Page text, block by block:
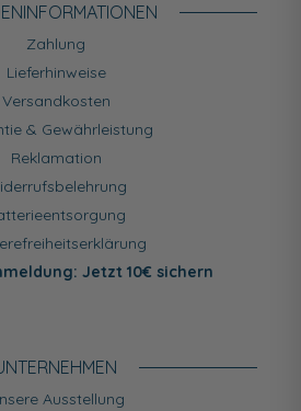
Zahlung
Lieferhinweise
Versandkosten
& Gewährleistung
Reklamation
Jetzt 10€ sichern
Ausstellung